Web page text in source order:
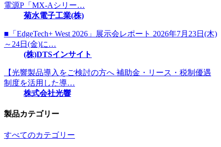
電源P「MX-Aシリー…
菊水電子工業(株)
■「EdgeTech+ West 2026」展示会レポート 2026年7月23日(木)
～24日(金)に…
(株)DTSインサイト
【光響製品導入をご検討の方へ 補助金・リース・税制優遇
制度を活用した導…
株式会社光響
製品カテゴリー
すべてのカテゴリー